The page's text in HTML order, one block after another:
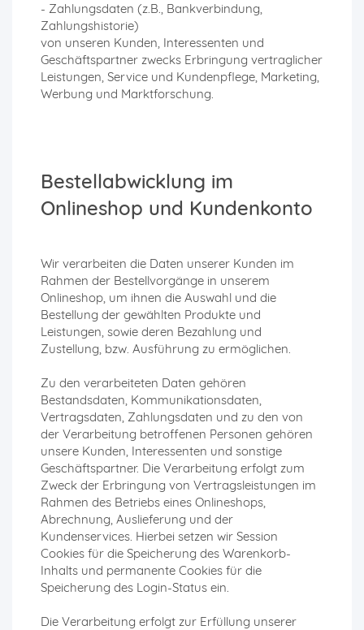
- Zahlungsdaten (z.B., Bankverbindung,
Zahlungshistorie)
von unseren Kunden, Interessenten und
Geschäftspartner zwecks Erbringung vertraglicher
Leistungen, Service und Kundenpflege, Marketing,
Werbung und Marktforschung.
Bestellabwicklung im
Onlineshop und Kundenkonto
Wir verarbeiten die Daten unserer Kunden im
Rahmen der Bestellvorgänge in unserem
Onlineshop, um ihnen die Auswahl und die
Bestellung der gewählten Produkte und
Leistungen, sowie deren Bezahlung und
Zustellung, bzw. Ausführung zu ermöglichen.
Zu den verarbeiteten Daten gehören
Bestandsdaten, Kommunikationsdaten,
Vertragsdaten, Zahlungsdaten und zu den von
der Verarbeitung betroffenen Personen gehören
unsere Kunden, Interessenten und sonstige
Geschäftspartner. Die Verarbeitung erfolgt zum
Zweck der Erbringung von Vertragsleistungen im
Rahmen des Betriebs eines Onlineshops,
Abrechnung, Auslieferung und der
Kundenservices. Hierbei setzen wir Session
Cookies für die Speicherung des Warenkorb-
Inhalts und permanente Cookies für die
Speicherung des Login-Status ein.
Die Verarbeitung erfolgt zur Erfüllung unserer